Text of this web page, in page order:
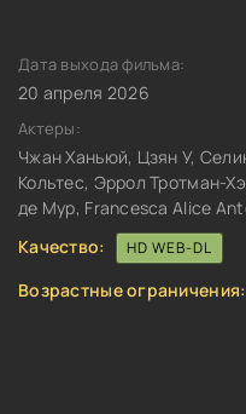
Дата выхода фильма:
20 апреля 2026
Актеры:
Чжан Ханьюй, Цзян У,
Кольтес, Эррол Тротман-
де Мур, Francesca Alice
Качество:
HD WEB-DL
Возрастные ограничения: